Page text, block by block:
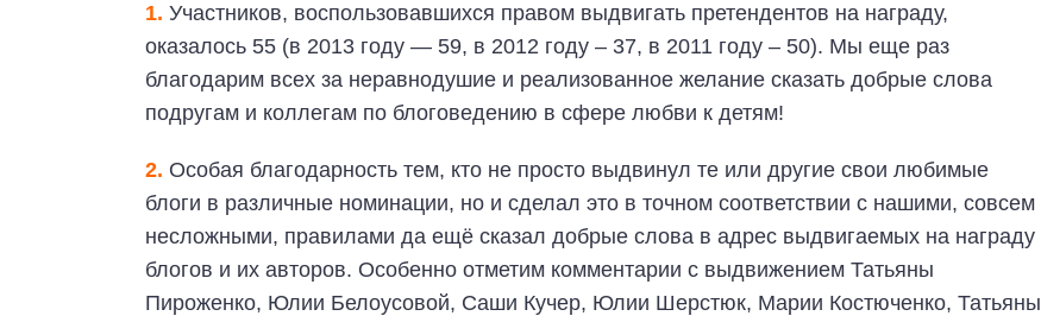
1. Участников, воспользовавшихся правом выдвигать претендентов на награду,
оказалось 55 (в 2013 году — 59, в 2012 году – 37, в 2011 году – 50). Мы еще раз
благодарим всех за неравнодушие и реализованное желание сказать добрые слова
подругам и коллегам по блоговедению в сфере любви к детям!
2. Особая благодарность тем, кто не просто выдвинул те или другие свои любимые
блоги в различные номинации, но и сделал это в точном соответствии с нашими, совсем
несложными, правилами да ещё сказал добрые слова в адрес выдвигаемых на награду
блогов и их авторов. Особенно отметим комментарии с выдвижением Татьяны
Пироженко, Юлии Белоусовой, Саши Кучер, Юлии Шерстюк, Марии Костюченко, Татьяны